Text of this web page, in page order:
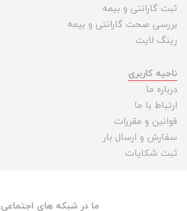
ثبت گارانتی و بیمه
بررسی صحت گارانتی و بیمه
رینگ لایت
ناحیه کاربری
درباره ما
ارتباط با ما
قوانین و مقررات
سفارش و ارسال بار
ثبت شکایات
ما در شبکه های اجتماعی